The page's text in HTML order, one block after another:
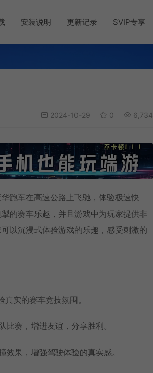
安装说明 更新记录 SVIP专享
2024-10-29 0 6,734
跑车在高速公路上飞驰，体验极速快
的赛车乐趣，并且游戏中为玩家提供非
以沉浸式体验游戏的乐趣，感受刺激的
实的赛车竞技氛围。
赛，增进友谊，分享胜利。
果，增强驾驶体验的真实感。